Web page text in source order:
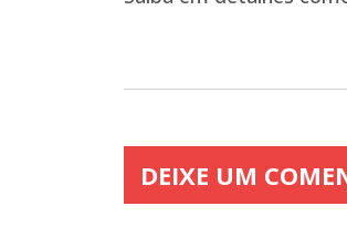
DEIXE UM